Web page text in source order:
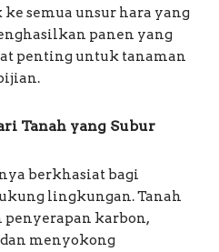
semua unsur hara yang
panen yang
penting untuk tanaman
Tanah yang Subur
berkhasiat bagi
lingkungan. Tanah
penyerapan karbon,
menyokong